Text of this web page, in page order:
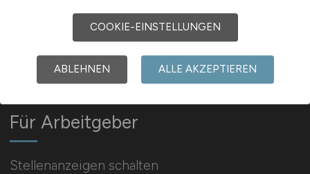
Social Media & Networks
Gleichberechtigung & Vielfalt
Für Arbeitgeber
Stellenanzeigen schalten
COOKIE-EINSTELLUNGEN
ABLEHNEN ALLE AKZEPTIEREN